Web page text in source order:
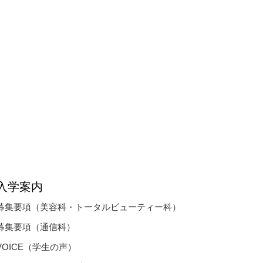
学案内
集要項（美容科・トータルビューティー科）
集要項（通信科）
（学生の声）